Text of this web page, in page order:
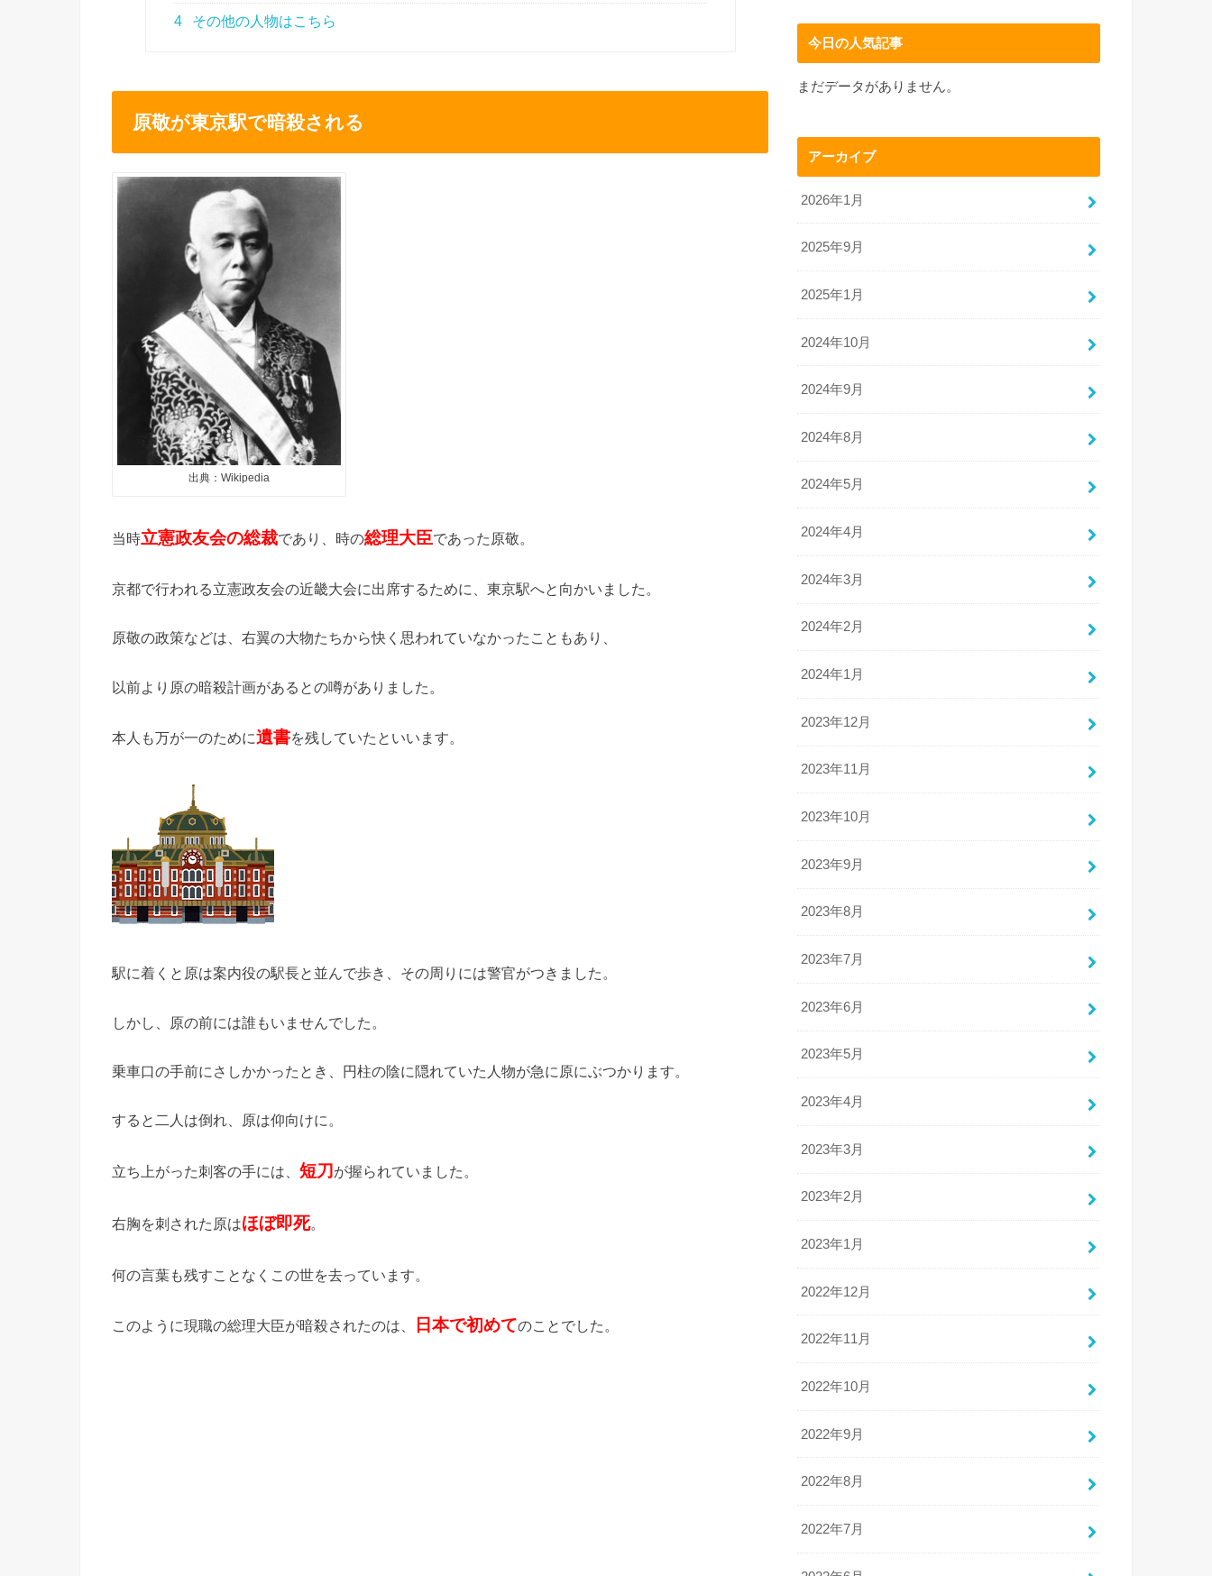
4 その他の人物はこちら
原敬が東京駅で暗殺される
出典：Wikipedia
当時立憲政友会の総裁であり、時の総理大臣であった原敬。
京都で行われる立憲政友会の近畿大会に出席するために、東京駅へと向かいました。
原敬の政策などは、右翼の大物たちから快く思われていなかったこともあり、
以前より原の暗殺計画があるとの噂がありました。
本人も万が一のために遺書を残していたといいます。
駅に着くと原は案内役の駅長と並んで歩き、その周りには警官がつきました。
しかし、原の前には誰もいませんでした。
乗車口の手前にさしかかったとき、円柱の陰に隠れていた人物が急に原にぶつかります。
すると二人は倒れ、原は仰向けに。
立ち上がった刺客の手には、 短刀が握られていました。
右胸を刺された原はほぼ即死。
何の言葉も残すことなくこの世を去っています。
このように現職の総理大臣が暗殺されたのは、 日本で初めてのことでした。
今日の人気記事
まだデータがありません。
アーカイブ
2026年1月
2025年9月
2025年1月
2024年10月
2024年9月
2024年8月
2024年5月
2024年4月
2024年3月
2024年2月
2024年1月
2023年12月
2023年11月
2023年10月
2023年9月
2023年8月
2023年7月
2023年6月
2023年5月
2023年4月
2023年3月
2023年2月
2023年1月
2022年12月
2022年11月
2022年10月
2022年9月
2022年8月
2022年7月